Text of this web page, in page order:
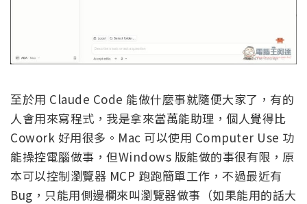
至於用 Claude Code 能做什麼事就隨便大家了，有的
人會用來寫程式，我是拿來當萬能助理，個人覺得比
Cowork 好用很多。Mac 可以使用 Computer Use 功
能操控電腦做事，但Windows 版能做的事很有限，原
本可以控制瀏覽器 MCP 跑跑簡單工作，不過最近有
Bug，只能用側邊欄來叫瀏覽器做事（如果能用的話大